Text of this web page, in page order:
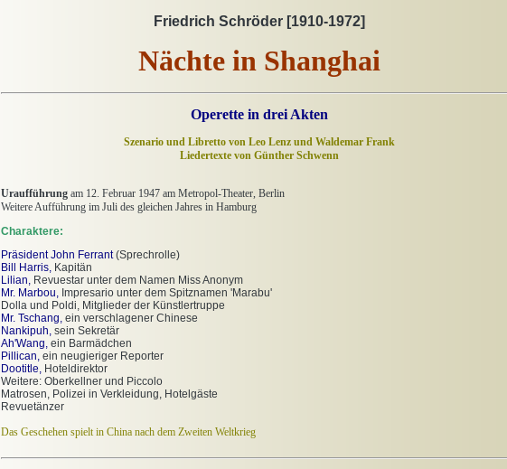
Friedrich Schröder [1910-1972]
Nächte in Shanghai
Operette in drei Akten
Szenario und Libretto von Leo Lenz und Waldemar Frank
Liedertexte von Günther Schwenn
Uraufführung am 12. Februar 1947 am Metropol-Theater, Berlin
Weitere Aufführung im Juli des gleichen Jahres in Hamburg
Charaktere:
Präsident John Ferrant(Sprechrolle)
Bill Harris, Kapitän
Lilian, Revuestar unter dem Namen Miss Anonym
Mr. Marbou, Impresario unter dem Spitznamen 'Marabu'
Dolla und Poldi, Mitglieder der Künstlertruppe
Mr. Tschang, ein verschlagener Chinese
Nankipuh, sein Sekretär
Ah'Wang, ein Barmädchen
Pillican, ein neugieriger Reporter
Dootitle, Hoteldirektor
Weitere: Oberkellner und Piccolo
Matrosen, Polizei in Verkleidung, Hotelgäste
Revuetänzer
Das Geschehen spielt in China nach dem Zweiten Weltkrieg